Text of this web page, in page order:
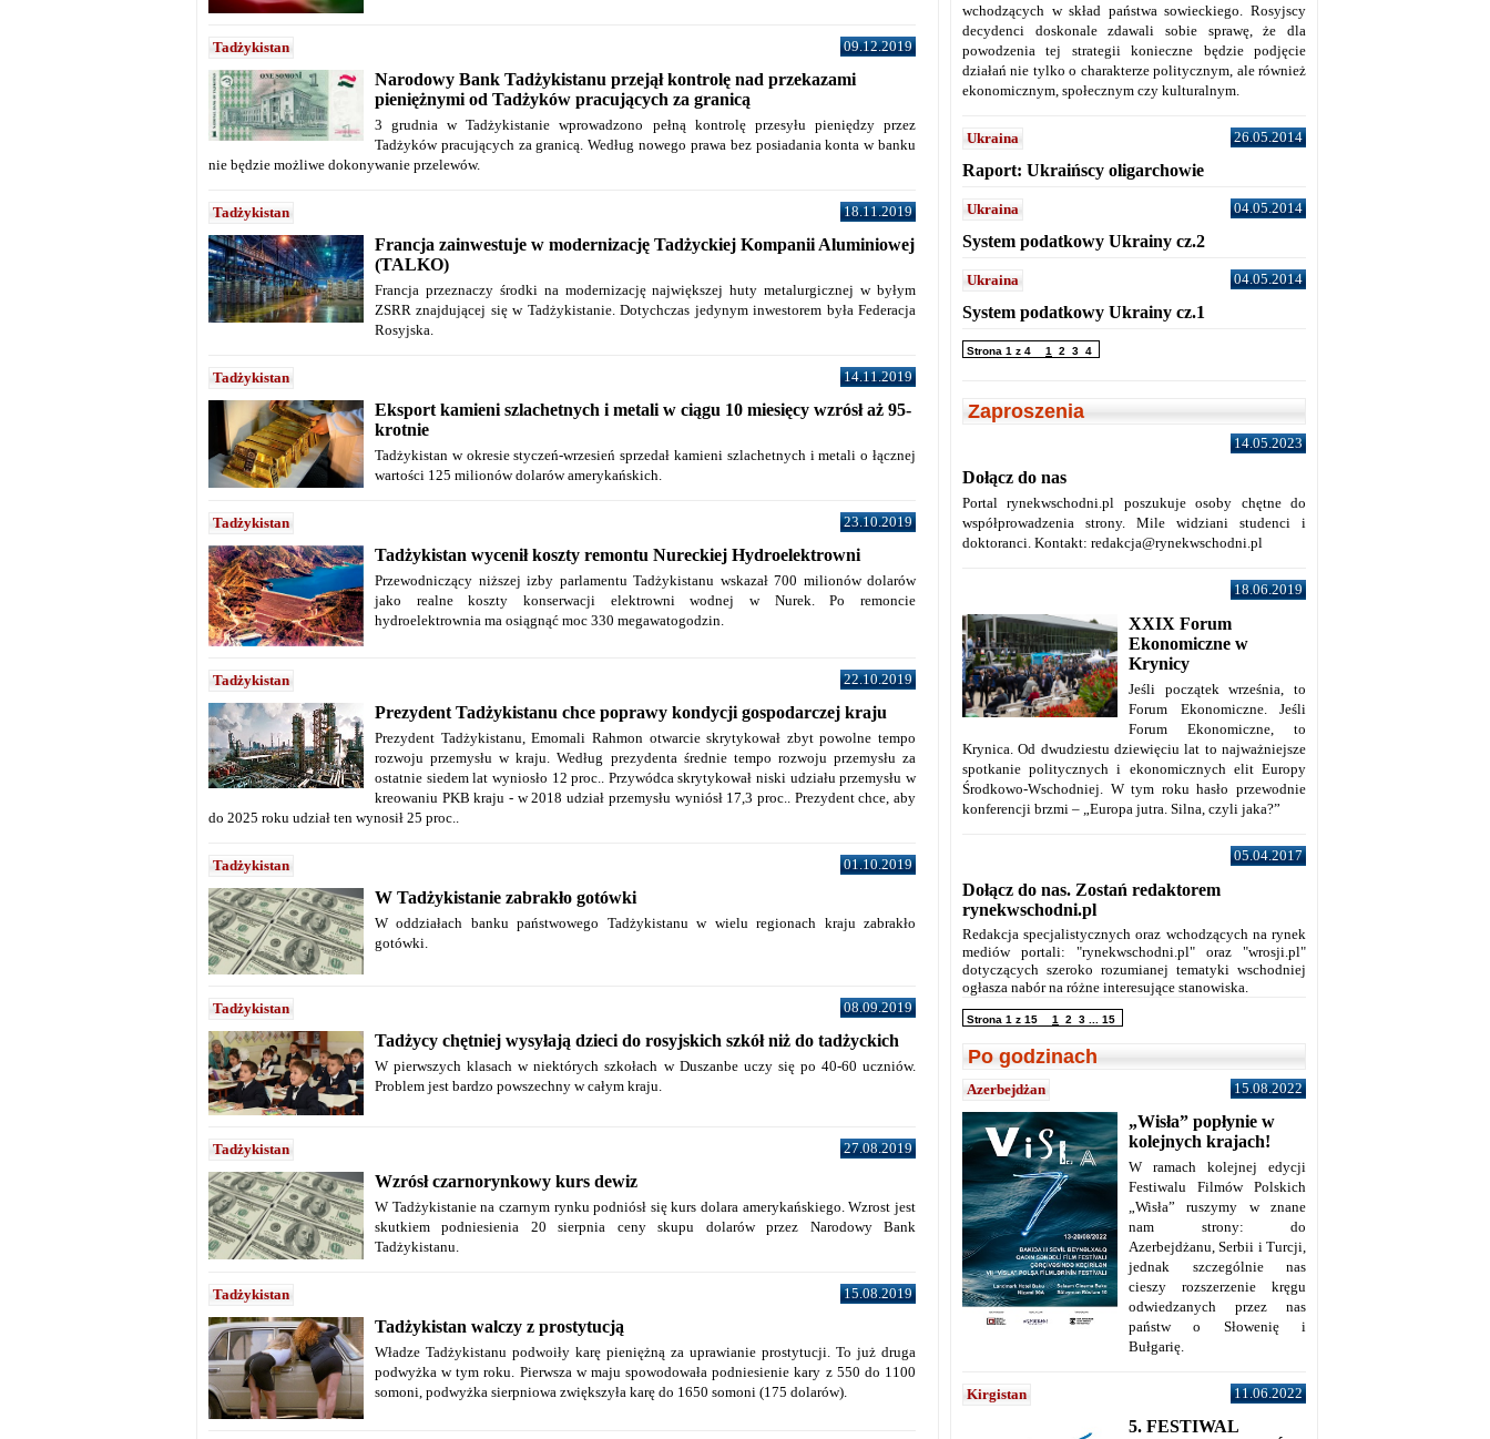
Tadżykistan 09.12.2019
Narodowy Bank Tadżykistanu przejął kontrolę nad przekazami
pieniężnymi od Tadżyków pracujących za granicą
3 grudnia w Tadżykistanie wprowadzono pełną kontrolę przesyłu pieniędzy przez
Tadżyków pracujących za granicą. Według nowego prawa bez posiadania konta w banku
nie będzie możliwe dokonywanie przelewów.
Tadżykistan 18.11.2019
Francja zainwestuje w modernizację Tadżyckiej Kompanii Aluminiowej
(TALKO)
Francja przeznaczy środki na modernizację największej huty metalurgicznej w byłym
ZSRR znajdującej się w Tadżykistanie. Dotychczas jedynym inwestorem była Federacja
Rosyjska.
Tadżykistan 14.11.2019
Eksport kamieni szlachetnych i metali w ciągu 10 miesięcy wzrósł aż 95-
krotnie
Tadżykistan w okresie styczeń-wrzesień sprzedał kamieni szlachetnych i metali o łącznej
wartości 125 milionów dolarów amerykańskich.
Tadżykistan 23.10.2019
Tadżykistan wycenił koszty remontu Nureckiej Hydroelektrowni
Przewodniczący niższej izby parlamentu Tadżykistanu wskazał 700 milionów dolarów
jako realne koszty konserwacji elektrowni wodnej w Nurek. Po remoncie
hydroelektrownia ma osiągnąć moc 330 megawatogodzin.
Tadżykistan 22.10.2019
Prezydent Tadżykistanu chce poprawy kondycji gospodarczej kraju
Prezydent Tadżykistanu, Emomali Rahmon otwarcie skrytykował zbyt powolne tempo
rozwoju przemysłu w kraju. Według prezydenta średnie tempo rozwoju przemysłu za
ostatnie siedem lat wyniosło 12 proc.. Przywódca skrytykował niski udziału przemysłu w
kreowaniu PKB kraju - w 2018 udział przemysłu wyniósł 17,3 proc.. Prezydent chce, aby
do 2025 roku udział ten wynosił 25 proc..
Tadżykistan 01.10.2019
W Tadżykistanie zabrakło gotówki
W oddziałach banku państwowego Tadżykistanu w wielu regionach kraju zabrakło
gotówki.
Tadżykistan 08.09.2019
Tadżycy chętniej wysyłają dzieci do rosyjskich szkół niż do tadżyckich
W pierwszych klasach w niektórych szkołach w Duszanbe uczy się po 40-60 uczniów.
Problem jest bardzo powszechny w całym kraju.
Tadżykistan 27.08.2019
Wzrósł czarnorynkowy kurs dewiz
W Tadżykistanie na czarnym rynku podniósł się kurs dolara amerykańskiego. Wzrost jest
skutkiem podniesienia 20 sierpnia ceny skupu dolarów przez Narodowy Bank
Tadżykistanu.
Tadżykistan 15.08.2019
Tadżykistan walczy z prostytucją
Władze Tadżykistanu podwoiły karę pieniężną za uprawianie prostytucji. To już druga
podwyżka w tym roku. Pierwsza w maju spowodowała podniesienie kary z 550 do 1100
somoni, podwyżka sierpniowa zwiększyła karę do 1650 somoni (175 dolarów).
wchodzących w skład państwa sowieckiego. Rosyjscy
decydenci doskonale zdawali sobie sprawę, że dla
powodzenia tej strategii konieczne będzie podjęcie
działań nie tylko o charakterze politycznym, ale również
ekonomicznym, społecznym czy kulturalnym.
Ukraina 26.05.2014
Raport: Ukraińscy oligarchowie
Ukraina 04.05.2014
System podatkowy Ukrainy cz.2
Ukraina 04.05.2014
System podatkowy Ukrainy cz.1
Strona 1 z 4 1 2 3 4
Zaproszenia
14.05.2023
Dołącz do nas
Portal rynekwschodni.pl poszukuje osoby chętne do
współprowadzenia strony. Mile widziani studenci i
doktoranci. Kontakt: redakcja@rynekwschodni.pl
18.06.2019
XXIX Forum
Ekonomiczne w
Krynicy
Jeśli początek września, to
Forum Ekonomiczne. Jeśli
Forum Ekonomiczne, to
Krynica. Od dwudziestu dziewięciu lat to najważniejsze
spotkanie politycznych i ekonomicznych elit Europy
Środkowo-Wschodniej. W tym roku hasło przewodnie
konferencji brzmi – „Europa jutra. Silna, czyli jaka?”
05.04.2017
Dołącz do nas. Zostań redaktorem
rynekwschodni.pl
Redakcja specjalistycznych oraz wchodzących na rynek
mediów portali: "rynekwschodni.pl" oraz "wrosji.pl"
dotyczących szeroko rozumianej tematyki wschodniej
ogłasza nabór na różne interesujące stanowiska.
Strona 1 z 15 1 2 3 15
Po godzinach
Azerbejdżan 15.08.2022
„Wisła” popłynie w
kolejnych krajach!
W ramach kolejnej edycji
Festiwalu Filmów Polskich
„Wisła” ruszymy w znane
nam strony: do
Azerbejdżanu, Serbii i Turcji,
jednak szczególnie nas
cieszy rozszerzenie kręgu
odwiedzanych przez nas
państw o Słowenię i
Bułgarię.
Kirgistan 11.06.2022
5. FESTIWAL